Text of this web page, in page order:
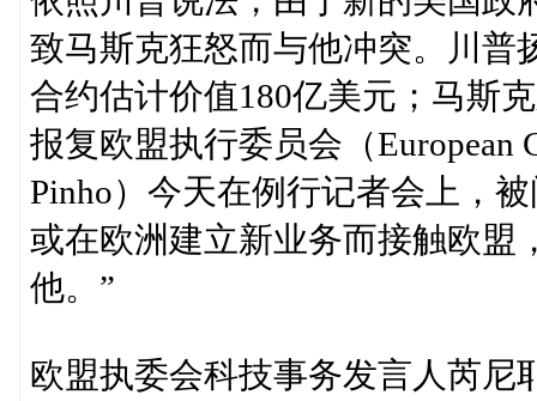
致马斯克狂怒而与他冲突。川普
合约估计价值180亿美元；马斯
报复欧盟执行委员会（European
Pinho）今天在例行记者会上，
或在欧洲建立新业务而接触欧盟
他。”
欧盟执委会科技事务发言人芮尼